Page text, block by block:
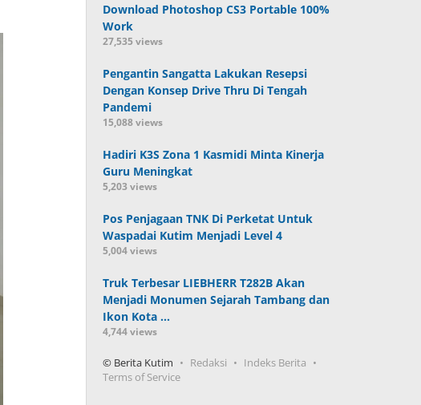
Download Photoshop CS3 Portable 100%
Work
27,535 views
Pengantin Sangatta Lakukan Resepsi
Dengan Konsep Drive Thru Di Tengah
Pandemi
15,088 views
Hadiri K3S Zona 1 Kasmidi Minta Kinerja
Guru Meningkat
5,203 views
Pos Penjagaan TNK Di Perketat Untuk
Waspadai Kutim Menjadi Level 4
5,004 views
Truk Terbesar LIEBHERR T282B Akan
Menjadi Monumen Sejarah Tambang dan
Ikon Kota …
4,744 views
© Berita Kutim Redaksi
Indeks Berita
Terms of Service